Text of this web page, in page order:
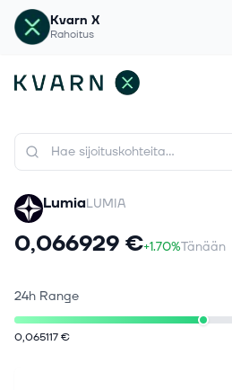
Kvarn X
Rahoitus
LumiaLUMIA
0,066929 €+1.70%Tänään
24h Range
0,065117 €